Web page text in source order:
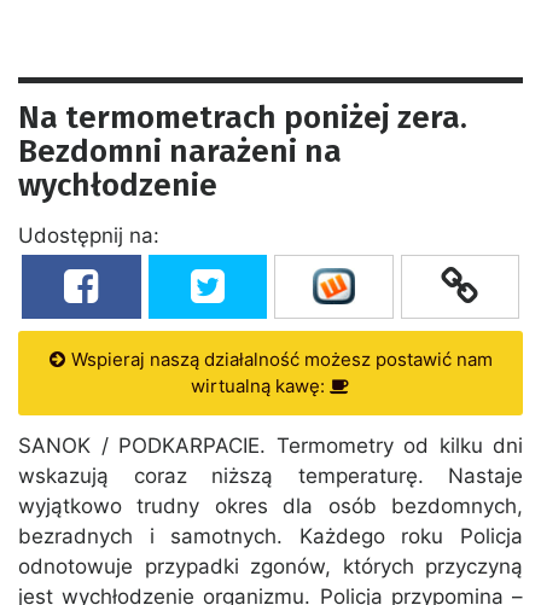
Na termometrach poniżej zera.
Bezdomni narażeni na
wychłodzenie
Udostępnij na:
Wspieraj naszą działalność możesz postawić nam
wirtualną kawę:
SANOK / PODKARPACIE. Termometry od kilku dni
wskazują coraz niższą temperaturę. Nastaje
wyjątkowo trudny okres dla osób bezdomnych,
bezradnych i samotnych. Każdego roku Policja
odnotowuje przypadki zgonów, których przyczyną
jest wychłodzenie organizmu. Policja przypomina –